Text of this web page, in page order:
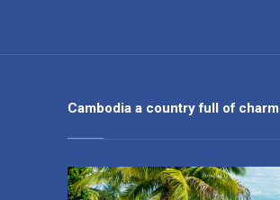
Cambodia a country full of charm